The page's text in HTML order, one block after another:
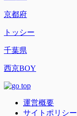
京都府
トッシー
千葉県
西京BOY
運営概要
サイトポリシー